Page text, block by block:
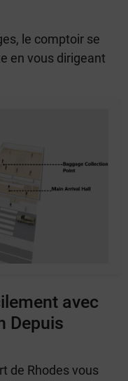
le comptoir se
en vous dirigeant
avec
Depuis
de Rhodes vous